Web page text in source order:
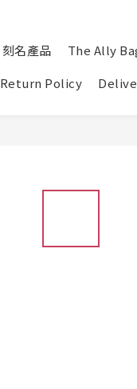
刻名產品 The Ally
Return Policy